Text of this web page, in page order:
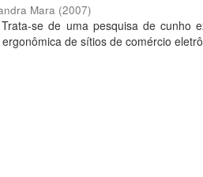
Mara (2007)
se de uma pesquisa de cunho
de sítios de comércio